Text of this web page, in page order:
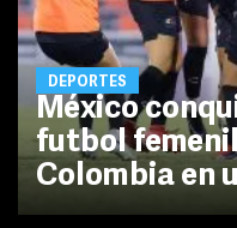
DEPORTES
México
futbol
Colombia en